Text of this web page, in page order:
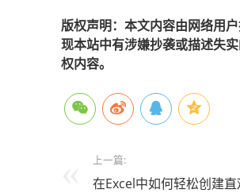
版权声明：本文内容由网络用
现本站中有涉嫌抄袭或描述失
权内容。
上一篇:
在Excel中如何轻松创建